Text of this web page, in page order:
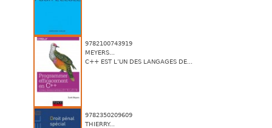
9782100743919
MEYERS...
C++ EST L’UN DES LANGAGES DE...
9782350209609
THIERRY...